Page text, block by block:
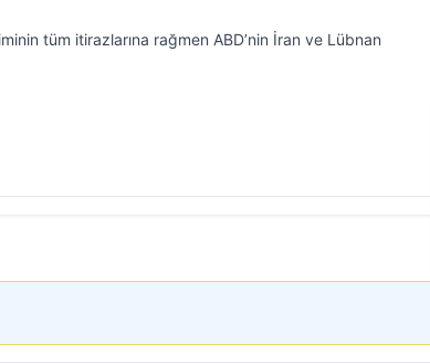
tüm itirazlarına rağmen ABD’nin İran ve Lübnan